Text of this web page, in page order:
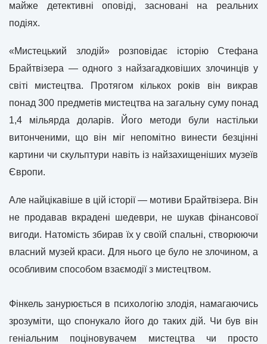
майже детективні оповіді, засновані на реальних
подіях.
«Мистецький злодій» розповідає історію Стефана
Брайтвізера — одного з найзагадковіших злочинців у
світі мистецтва. Протягом кількох років він викрав
понад 300 предметів мистецтва на загальну суму понад
1,4 мільярда доларів. Його методи були настільки
витонченими, що він міг непомітно винести безцінні
картини чи скульптури навіть із найзахищеніших музеїв
Європи.
Але найцікавіше в цій історії — мотиви Брайтвізера. Він
не продавав вкрадені шедеври, не шукав фінансової
вигоди. Натомість збирав їх у своїй спальні, створюючи
власний музей краси. Для нього це було не злочином, а
особливим способом взаємодії з мистецтвом.
Фінкель занурюється в психологію злодія, намагаючись
зрозуміти, що спонукало його до таких дій. Чи був він
геніальним поціновувачем мистецтва чи просто